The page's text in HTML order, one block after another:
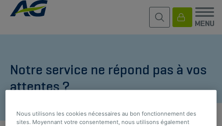
Notre service ne répond pas à vos
attentes ?
Nous utilisons les cookies nécessaires au bon fonctionnement des
sites. Moyennant votre consentement, nous utilisons également